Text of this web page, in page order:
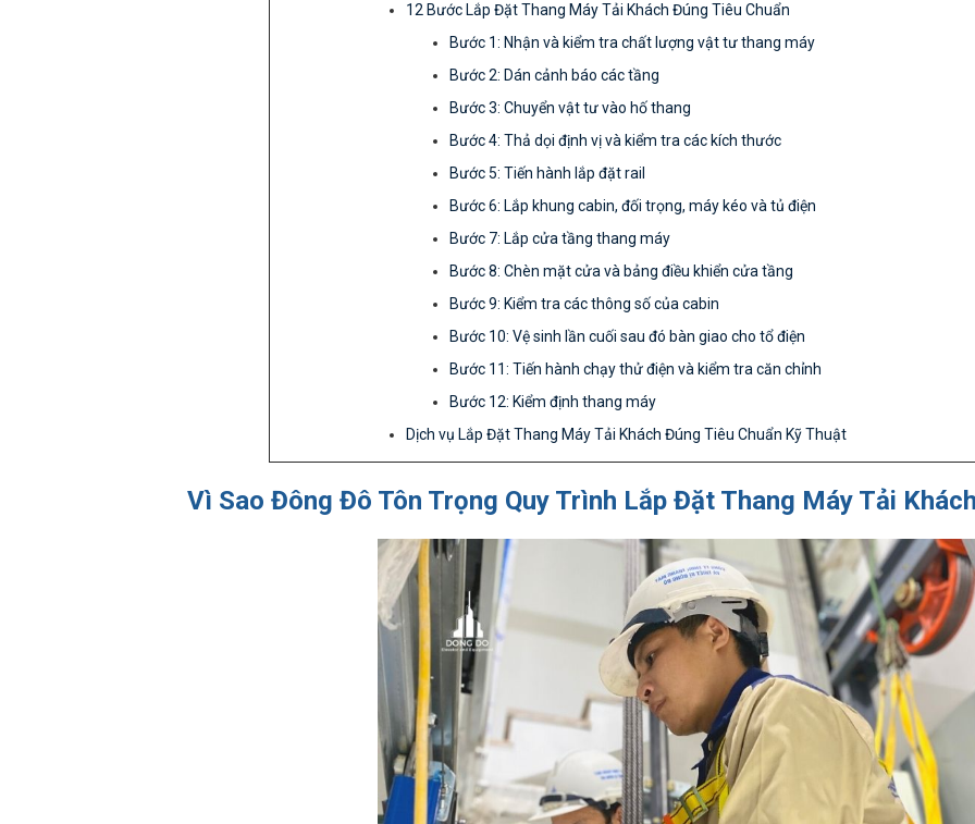
12 Bước Lắp Đặt Thang Máy Tải Khách Đúng Tiêu Chuẩn
Bước 1: Nhận và kiểm tra chất lượng vật tư thang máy
Bước 2: Dán cảnh báo các tầng
Bước 3: Chuyển vật tư vào hố thang
Bước 4: Thả dọi định vị và kiểm tra các kích thước
Bước 5: Tiến hành lắp đặt rail
Bước 6: Lắp khung cabin, đối trọng, máy kéo và tủ điện
Bước 7: Lắp cửa tầng thang máy
Bước 8: Chèn mặt cửa và bảng điều khiển cửa tầng
Bước 9: Kiểm tra các thông số của cabin
Bước 10: Vệ sinh lần cuối sau đó bàn giao cho tổ điện
Bước 11: Tiến hành chạy thử điện và kiểm tra căn chỉnh
Bước 12: Kiểm định thang máy
Dịch vụ Lắp Đặt Thang Máy Tải Khách Đúng Tiêu Chuẩn Kỹ Thuật
Vì Sao Đông Đô Tôn Trọng Quy Trình Lắp Đặt Thang Máy Tải